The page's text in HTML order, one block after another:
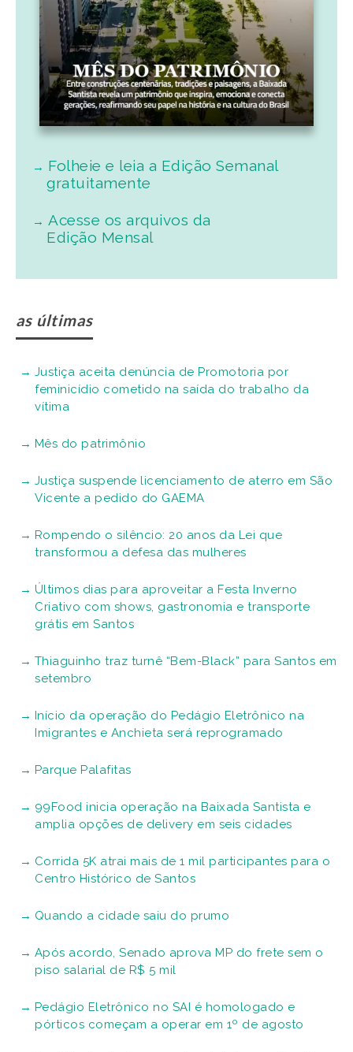
Folheie e leia a Edição Semanal
gratuitamente
Acesse os arquivos da
Edição Mensal
as últimas
Justiça aceita denúncia de Promotoria por
feminicídio cometido na saída do trabalho da
vítima
Mês do patrimônio
Justiça suspende licenciamento de aterro em São
Vicente a pedido do GAEMA
Rompendo o silêncio: 20 anos da Lei que
transformou a defesa das mulheres
Últimos dias para aproveitar a Festa Inverno
Criativo com shows, gastronomia e transporte
grátis em Santos
Thiaguinho traz turnê “Bem-Black” para Santos em
setembro
Início da operação do Pedágio Eletrônico na
Imigrantes e Anchieta será reprogramado
Parque Palafitas
99Food inicia operação na Baixada Santista e
amplia opções de delivery em seis cidades
Corrida 5K atrai mais de 1 mil participantes para o
Centro Histórico de Santos
Quando a cidade saiu do prumo
Após acordo, Senado aprova MP do frete sem o
piso salarial de R$ 5 mil
Pedágio Eletrônico no SAI é homologado e
pórticos começam a operar em 1º de agosto